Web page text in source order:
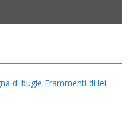
di bugie Frammenti di lei